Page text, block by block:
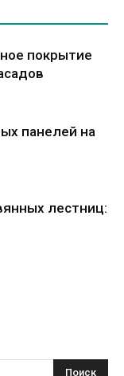
покрытие
панелей на
лестниц: